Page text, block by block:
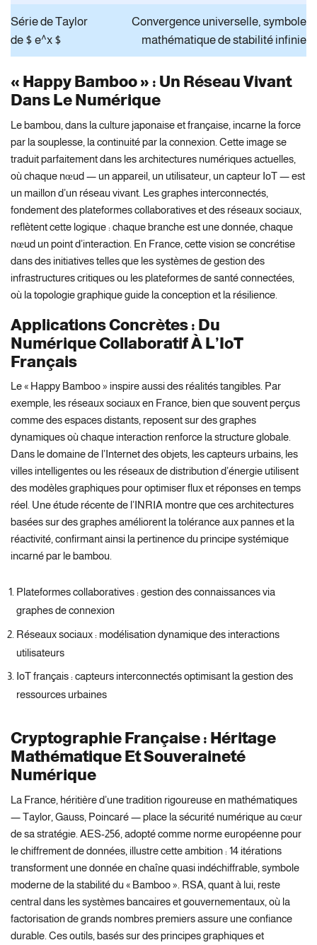
Série de Taylor
de $ e^x $
Convergence universelle, symbole
mathématique de stabilité infinie
« Happy Bamboo » : Un Réseau Vivant
Dans Le Numérique
Le bambou, dans la culture japonaise et française, incarne la force
par la souplesse, la continuité par la connexion. Cette image se
traduit parfaitement dans les architectures numériques actuelles,
où chaque nœud — un appareil, un utilisateur, un capteur IoT — est
un maillon d’un réseau vivant. Les graphes interconnectés,
fondement des plateformes collaboratives et des réseaux sociaux,
reflètent cette logique : chaque branche est une donnée, chaque
nœud un point d’interaction. En France, cette vision se concrétise
dans des initiatives telles que les systèmes de gestion des
infrastructures critiques ou les plateformes de santé connectées,
où la topologie graphique guide la conception et la résilience.
Applications Concrètes : Du
Numérique Collaboratif À L’IoT
Français
Le « Happy Bamboo » inspire aussi des réalités tangibles. Par
exemple, les réseaux sociaux en France, bien que souvent perçus
comme des espaces distants, reposent sur des graphes
dynamiques où chaque interaction renforce la structure globale.
Dans le domaine de l’Internet des objets, les capteurs urbains, les
villes intelligentes ou les réseaux de distribution d’énergie utilisent
des modèles graphiques pour optimiser flux et réponses en temps
réel. Une étude récente de l’INRIA montre que ces architectures
basées sur des graphes améliorent la tolérance aux pannes et la
réactivité, confirmant ainsi la pertinence du principe systémique
incarné par le bambou.
Plateformes collaboratives : gestion des connaissances via
graphes de connexion
Réseaux sociaux : modélisation dynamique des interactions
utilisateurs
IoT français : capteurs interconnectés optimisant la gestion des
ressources urbaines
Cryptographie Française : Héritage
Mathématique Et Souveraineté
Numérique
La France, héritière d’une tradition rigoureuse en mathématiques
— Taylor, Gauss, Poincaré — place la sécurité numérique au cœur
de sa stratégie. AES-256, adopté comme norme européenne pour
le chiffrement de données, illustre cette ambition : 14 itérations
transforment une donnée en chaîne quasi indéchiffrable, symbole
moderne de la stabilité du « Bamboo ». RSA, quant à lui, reste
central dans les systèmes bancaires et gouvernementaux, où la
factorisation de grands nombres premiers assure une confiance
durable. Ces outils, basés sur des principes graphiques et